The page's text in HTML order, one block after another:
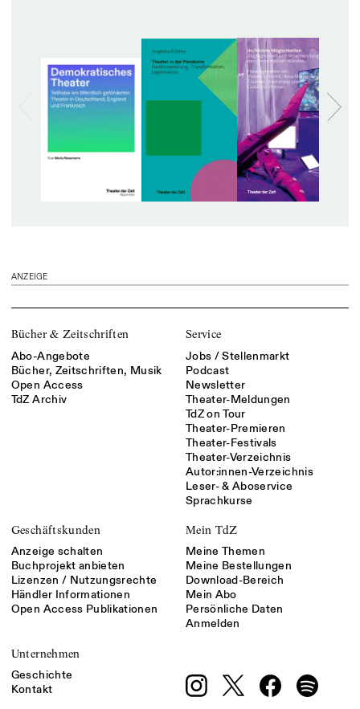
ANZEIGE
Bücher & Zeitschriften
Abo-Angebote
Bücher, Zeitschriften, Musik
Open Access
TdZ Archiv
Service
Jobs / Stellenmarkt
Podcast
Newsletter
Theater-Meldungen
TdZ on Tour
Theater-Premieren
Theater-Festivals
Theater-Verzeichnis
Autor:innen-Verzeichnis
Leser- & Aboservice
Sprachkurse
Geschäftskunden
Anzeige schalten
Buchprojekt anbieten
Lizenzen / Nutzungsrechte
Händler Informationen
Open Access Publikationen
Mein TdZ
Meine Themen
Meine Bestellungen
Download-Bereich
Mein Abo
Persönliche Daten
Anmelden
Unternehmen
Geschichte
Kontakt